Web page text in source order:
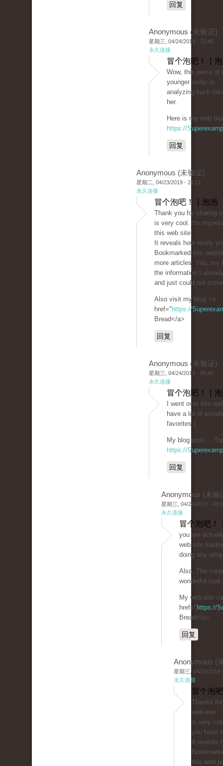
回复
Anonymous (未验证)
星期三, 04/24/2019 - 23:45
永久连接
冒个泡吧！ |
Wow, this piece of
younger sister is
analyzing such
her.
Here is my web
https://
回复
Anonymous (未验证)
星期二, 04/23/2019 - 21:11
永久连接
冒个泡吧！ | 泡泡
Thank you for sharing
is very cool. I'm
this web site.
It reveals how nicely
Bookmarked this
more articles. You, my
the information I
and just could not
Also visit my blog <a
href=" https://
Bread</a>
回复
Anonymous (未验证)
星期三, 04/24/2019 - 06:49
永久连接
冒个泡吧！ |
I went over this
have a lot of
favorites (:.
My blog post ...
https://
回复
Anonymous (未验
星期三, 04/24/2019 -
永久连接
冒个泡吧！
you are
web site
doing any
Also, The
wonderful
My web-site <a
href=" https://
Bread</a>
回复
Anonymous (
星期三, 04/24/2019
永久连接
冒个泡
Thanks
web-site
is very
you have
It reveals
this web